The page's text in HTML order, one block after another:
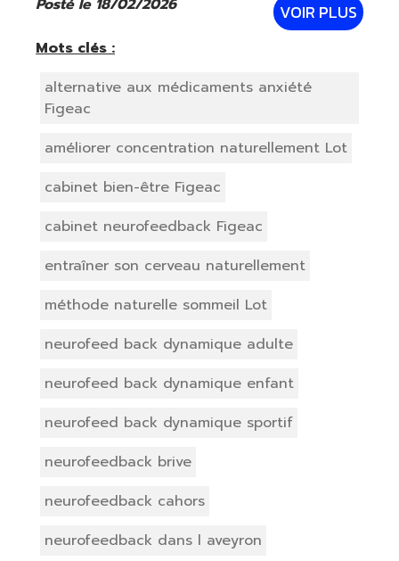
délicatement sur le cuir chevelu afin
d’analyser l’activité cérébra
VOIR PLUS
Mots clés :
alternative aux médicaments anxiété
Figeac
améliorer concentration naturellement Lot
cabinet bien-être Figeac
cabinet neurofeedback Figeac
entraîner son cerveau naturellement
méthode naturelle sommeil Lot
neurofeed back dynamique adulte
neurofeed back dynamique enfant
neurofeed back dynamique sportif
neurofeedback brive
neurofeedback cahors
neurofeedback dans l aveyron